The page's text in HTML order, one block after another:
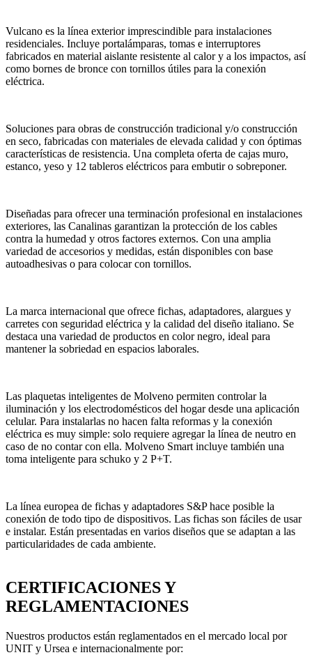
Vulcano es la línea exterior imprescindible para instalaciones
residenciales. Incluye portalámparas, tomas e interruptores
fabricados en material aislante resistente al calor y a los impactos, así
como bornes de bronce con tornillos útiles para la conexión
eléctrica.
Soluciones para obras de construcción tradicional y/o construcción
en seco, fabricadas con materiales de elevada calidad y con óptimas
características de resistencia. Una completa oferta de cajas muro,
estanco, yeso y 12 tableros eléctricos para embutir o sobreponer.
Diseñadas para ofrecer una terminación profesional en instalaciones
exteriores, las Canalinas garantizan la protección de los cables
contra la humedad y otros factores externos. Con una amplia
variedad de accesorios y medidas, están disponibles con base
autoadhesivas o para colocar con tornillos.
La marca internacional que ofrece fichas, adaptadores, alargues y
carretes con seguridad eléctrica y la calidad del diseño italiano. Se
destaca una variedad de productos en color negro, ideal para
mantener la sobriedad en espacios laborales.
Las plaquetas inteligentes de Molveno permiten controlar la
iluminación y los electrodomésticos del hogar desde una aplicación
celular. Para instalarlas no hacen falta reformas y la conexión
eléctrica es muy simple: solo requiere agregar la línea de neutro en
caso de no contar con ella. Molveno Smart incluye también una
toma inteligente para schuko y 2 P+T.
La línea europea de fichas y adaptadores S&P hace posible la
conexión de todo tipo de dispositivos. Las fichas son fáciles de usar
e instalar. Están presentadas en varios diseños que se adaptan a las
particularidades de cada ambiente.
CERTIFICACIONES Y
REGLAMENTACIONES
Nuestros productos están reglamentados en el mercado local por
UNIT y Ursea e internacionalmente por: